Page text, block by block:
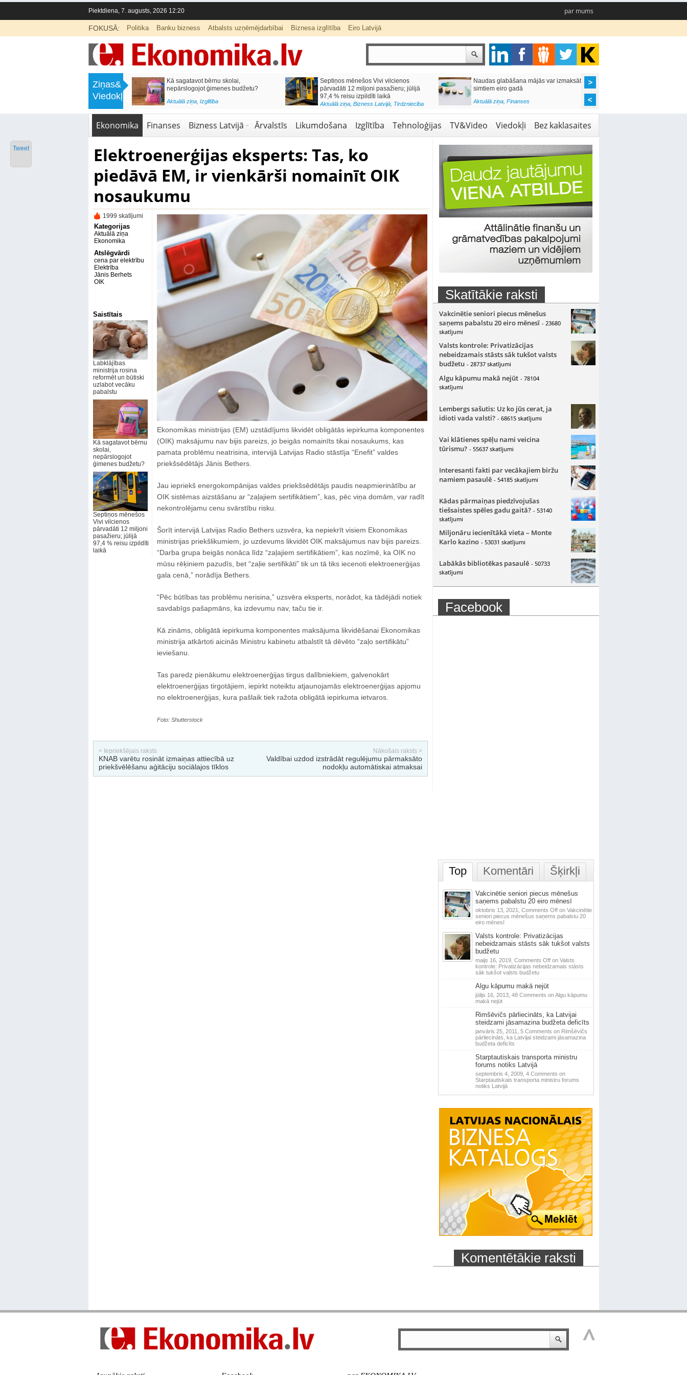
Piektdiena, 7. augusts, 2026 12:20 par mums
FOKUSĀ: Politika Banku bizness Atbalsts uzņēmējdarbībai Biznesa izglītība Eiro Latvijā
Ziņas&
Viedokļi
Labklājības ministrija rosina reformēt
un būtiski uzlabot vecāku pabalstu
Kā sagatavot bērnu skolai,
nepārslogojot ģimenes budžetu?
Aktuālā ziņa, Izglītība
Septiņos mēnešos Vivi vilcienos
pārvadāti 12 miljoni pasažieru; jūlijā
97,4 % reisu izpildīti laikā
Aktuālā ziņa, Bizness Latvijā, Tirdzniecība
Naudas glabāšana mājās var izmaksāt
simtiem eiro gadā
Aktuālā ziņa, Finanses
Ekonomika Finanses Bizness Latvijā Ārvalstīs Likumdošana Izglītība Tehnoloģijas TV&Video Viedokļi Bez kaklasaites
Elektroenerģijas eksperts: Tas, ko
piedāvā EM, ir vienkārši nomainīt OIK
nosaukumu
1999 skatījumi
Kategorijas
Aktuālā ziņa
Ekonomika
Atslēgvārdi
cena par elektrību
Elektrība
Jānis Berhets
OIK
Saistītais
Labklājības
ministrija rosina
reformēt un būtiski
uzlabot vecāku
pabalstu
Kā sagatavot bērnu
skolai,
nepārslogojot
ģimenes budžetu?
Septiņos mēnešos
Vivi vilcienos
pārvadāti 12 miljoni
pasažieru; jūlijā
97,4 % reisu izpildīti
laikā
Ekonomikas ministrijas (EM) uzstādījums likvidēt obligātās iepirkuma komponentes
(OIK) maksājumu nav bijis pareizs, jo beigās nomainīts tikai nosaukums, kas
pamata problēmu neatrisina, intervijā Latvijas Radio stāstīja “Enefit” valdes
priekšsēdētājs Jānis Bethers.
Jau iepriekš energokompānijas valdes priekšsēdētājs paudis neapmierinātību ar
OIK sistēmas aizstāšanu ar “zaļajiem sertifikātiem”, kas, pēc viņa domām, var radīt
nekontrolējamu cenu svārstību risku.
Šorīt intervijā Latvijas Radio Bethers uzsvēra, ka nepiekrīt visiem Ekonomikas
ministrijas priekšlikumiem, jo uzdevums likvidēt OIK maksājumus nav bijis pareizs.
“Darba grupa beigās nonāca līdz “zaļajiem sertifikātiem”, kas nozīmē, ka OIK no
mūsu rēķiniem pazudīs, bet “zaļie sertifikāti” tik un tā tiks iecenoti elektroenerģijas
gala cenā,” norādīja Bethers.
“Pēc būtības tas problēmu nerisina,” uzsvēra eksperts, norādot, ka tādējādi notiek
savdabīgs pašapmāns, ka izdevumu nav, taču tie ir.
Kā zināms, obligātā iepirkuma komponentes maksājuma likvidēšanai Ekonomikas
ministrija atkārtoti aicinās Ministru kabinetu atbalstīt tā dēvēto “zaļo sertifikātu”
ieviešanu.
Tas paredz pienākumu elektroenerģijas tirgus dalībniekiem, galvenokārt
elektroenerģijas tirgotājiem, iepirkt noteiktu atjaunojamās elektroenerģijas apjomu
no elektroenerģijas, kura pašlaik tiek ražota obligātā iepirkuma ietvaros.
Foto: Shutterstock
< Iepriekšējais raksts
KNAB varētu rosināt izmaiņas attiecībā uz
priekšvēlēšanu aģitāciju sociālajos tīklos
Nākošais raksts >
Valdībai uzdod izstrādāt regulējumu pārmaksāto
nodokļu automātiskai atmaksai
Skatītākie raksti
Vakcinētie seniori piecus mēnešus
saņems pabalstu 20 eiro mēnesī - 23680
skatījumi
Valsts kontrole: Privatizācijas
nebeidzamais stāsts sāk tukšot valsts
budžetu - 28737 skatījumi
Algu kāpumu makā nejūt - 78104
skatījumi
Lembergs sašutis: Uz ko jūs cerat, ja
idioti vada valsti? - 68615 skatījumi
Vai klātienes spēļu nami veicina
tūrismu? - 55637 skatījumi
Interesanti fakti par vecākajiem biržu
namiem pasaulē - 54185 skatījumi
Kādas pārmaiņas piedzīvojušas
tiešsaistes spēles gadu gaitā? - 53140
skatījumi
Miljonāru iecienītākā vieta – Monte
Karlo kazino - 53031 skatījumi
Labākās bibliotēkas pasaulē - 50733
skatījumi
Facebook
Top Komentāri Šķirkļi
Vakcinētie seniori piecus mēnešus
saņems pabalstu 20 eiro mēnesī
oktobris 13, 2021, Comments Offon Vakcinētie
seniori piecus mēnešus saņems pabalstu 20
eiro mēnesī
Valsts kontrole: Privatizācijas
nebeidzamais stāsts sāk tukšot valsts
budžetu
maijs 16, 2019, Comments Offon Valsts
kontrole: Privatizācijas nebeidzamais stāsts
sāk tukšot valsts budžetu
Algu kāpumu makā nejūt
jūlijs 16, 2013, 48 Comments on Algu kāpumu
makā nejūt
Rimšēvičs pārliecināts, ka Latvijai
steidzami jāsamazina budžeta deficīts
janvāris 25, 2011, 5 Comments on Rimšēvičs
pārliecināts, ka Latvijai steidzami jāsamazina
budžeta deficīts
Starptautiskais transporta ministru
forums notiks Latvijā
septembris 4, 2009, 4 Comments on
Starptautiskais transporta ministru forums
notiks Latvijā
Komentētākie raksti
Tweet